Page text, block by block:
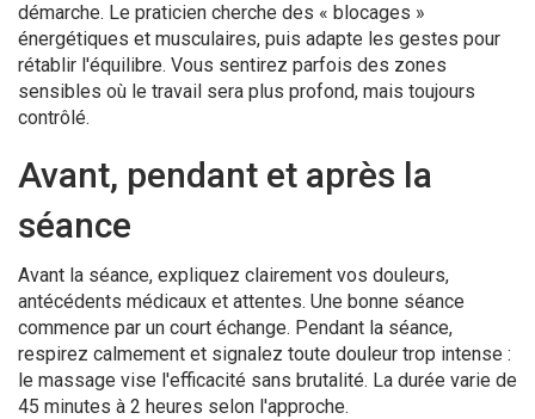
démarche. Le praticien cherche des « blocages »
énergétiques et musculaires, puis adapte les gestes pour
rétablir l'équilibre. Vous sentirez parfois des zones
sensibles où le travail sera plus profond, mais toujours
contrôlé.
Avant, pendant et après la
séance
Avant la séance, expliquez clairement vos douleurs,
antécédents médicaux et attentes. Une bonne séance
commence par un court échange. Pendant la séance,
respirez calmement et signalez toute douleur trop intense :
le massage vise l'efficacité sans brutalité. La durée varie de
45 minutes à 2 heures selon l'approche.